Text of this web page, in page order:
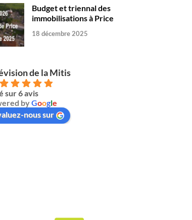
Budget et triennal des
immobilisations à Price
18 décembre 2025
de la Mitis
sur 6 avis
byGoogle
nous sur